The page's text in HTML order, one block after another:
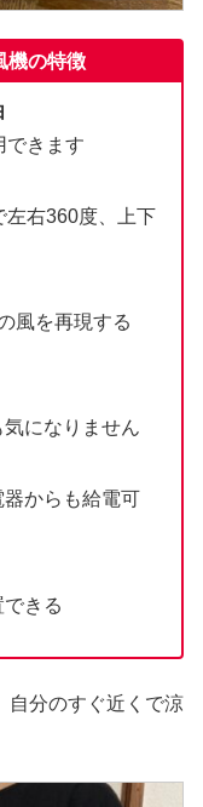
機の特徴
できます
左右360度、上下
風を再現する
になりません
からも給電可
きる
自分のすぐ近くで涼